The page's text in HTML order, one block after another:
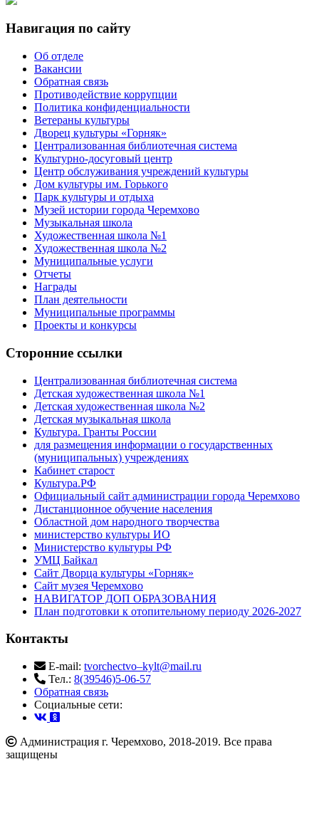
Навигация по сайту
Об отделе
Вакансии
Обратная связь
Противодействие коррупции
Политика конфиденциальности
Ветераны культуры
Дворец культуры «Горняк»
Централизованная библиотечная система
Культурно-досуговый центр
Центр обслуживания учреждений культуры
Дом культуры им. Горького
Парк культуры и отдыха
Музей истории города Черемхово
Музыкальная школа
Художественная школа №1
Художественная школа №2
Муниципальные услуги
Отчеты
Награды
План деятельности
Муниципальные программы
Проекты и конкурсы
Сторонние ссылки
Централизованная библиотечная система
Детская художественная школа №1
Детская художественная школа №2
Детская музыкальная школа
Культура. Гранты России
для размещения информации о государственных
(муниципальных) учреждениях
Кабинет старост
Культура.РФ
Официальный сайт администрации города Черемхово
Дистанционное обучение населения
Областной дом народного творчества
министерство культуры ИО
Министерство культуры РФ
УМЦ Байкал
Сайт Дворца культуры «Горняк»
Сайт музея Черемхово
НАВИГАТОР ДОП ОБРАЗОВАНИЯ
План подготовки к отопительному периоду 2026-2027
Контакты
E-mail: tvorchectvo–kylt@mail.ru
Тел.: 8(39546)5-06-57
Обратная связь
Cоциальные сети:
Администрация г. Черемхово, 2018-2019. Все права
защищены